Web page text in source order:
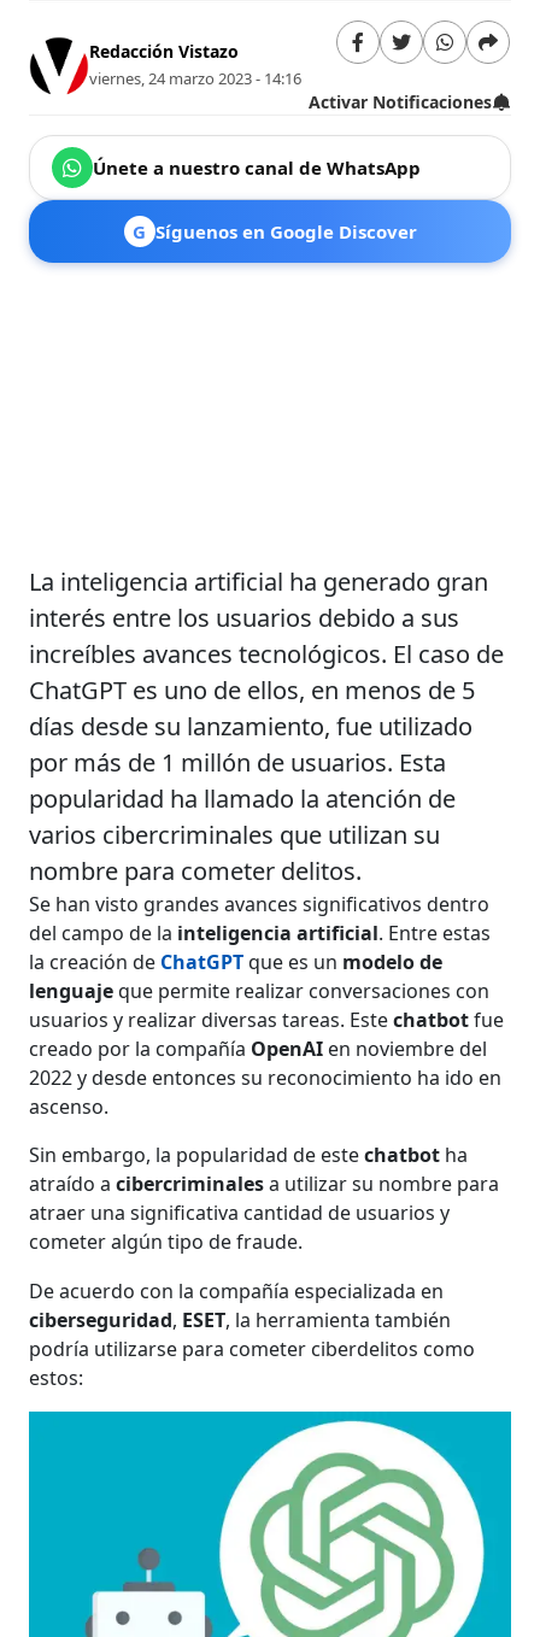
Redacción Vistazo
viernes, 24 marzo 2023 - 14:16
Activar Notificaciones
Únete a nuestro canal de WhatsApp
G Síguenos en Google Discover
La inteligencia artificial ha generado gran
interés entre los usuarios debido a sus
increíbles avances tecnológicos. El caso de
ChatGPT es uno de ellos, en menos de 5
días desde su lanzamiento, fue utilizado
por más de 1 millón de usuarios. Esta
popularidad ha llamado la atención de
varios cibercriminales que utilizan su
nombre para cometer delitos.
Se han visto grandes avances significativos dentro
del campo de la inteligencia artificial. Entre estas
la creación de ChatGPTque es un modelo de
lenguajeque permite realizar conversaciones con
usuarios y realizar diversas tareas. Estechatbotfue
creado por la compañía OpenAI en noviembre del
2022 y desde entonces su reconocimiento ha ido en
ascenso.
Sin embargo, la popularidad de estechatbot ha
atraído acibercriminalesa utilizar su nombre para
atraer una significativa cantidad de usuarios y
cometer algún tipo de fraude.
De acuerdo con la compañía especializada en
ciberseguridad, ESET, la herramienta también
podría utilizarse para cometer ciberdelitos como
estos: